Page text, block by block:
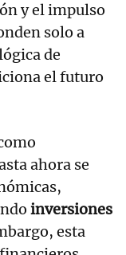
y el impulso
solo a
de
el futuro
ahora se
inversiones
esta